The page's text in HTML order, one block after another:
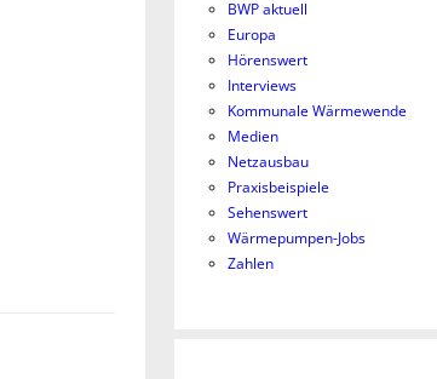
BWP aktuell
Europa
Hörenswert
Interviews
Kommunale Wärmewende
Medien
Netzausbau
Praxisbeispiele
Sehenswert
Wärmepumpen-Jobs
Zahlen